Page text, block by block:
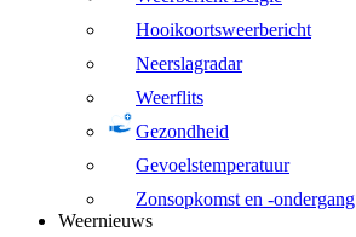
Hooikoortsweerbericht
Neerslagradar
Weerflits
Gezondheid
Gevoelstemperatuur
Zonsopkomst en -ondergang
Weernieuws